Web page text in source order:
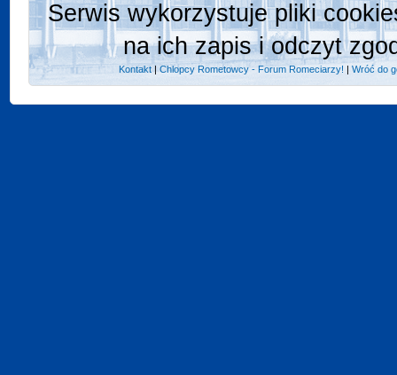
Serwis wykorzystuje pliki
na ich zapis i odczyt
Kontakt |Chlopcy Rometowcy - Forum Romeciarzy! |Wróć do